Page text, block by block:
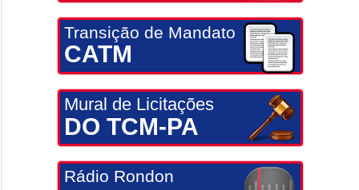
Transição de Mandato
CATM
Mural de Licitações
DO TCM-PA
Rádio Rondon